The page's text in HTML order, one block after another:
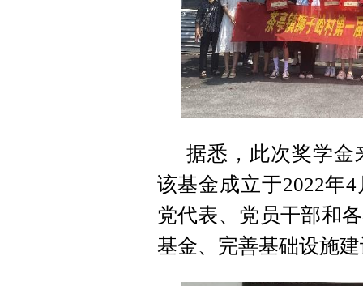
据悉，此次奖学金
该基金成立于2022年
党代表、党员干部和
基金、完善基础设施